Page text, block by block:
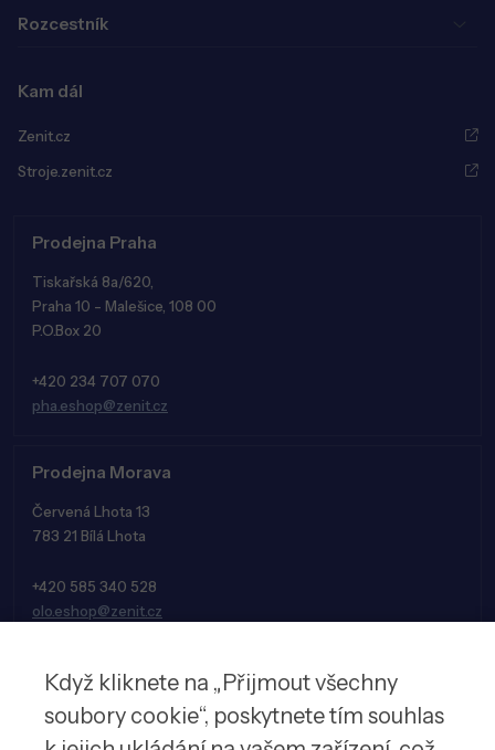
Když kliknete na „Přijmout všechny
soubory cookie“, poskytnete tím souhlas
Rozcestník
Kam dál
Zenit.cz
Stroje.zenit.cz
Prodejna Praha
Tiskařská 8a/620,
Praha 10 - Malešice, 108 00
P.O.Box 20
+420 234 707 070
pha.eshop@zenit.cz
Prodejna Morava
Červená Lhota 13
783 21 Bílá Lhota
+420 585 340 528
olo.eshop@zenit.cz